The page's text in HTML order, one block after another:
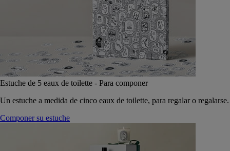
Estuche de 5 eaux de toilette - Para componer
Un estuche a medida de cinco eaux de toilette, para regalar o regalarse.
Componer su estuche